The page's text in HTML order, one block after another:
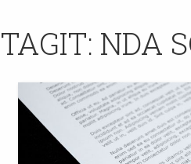
TAGIT: NDA